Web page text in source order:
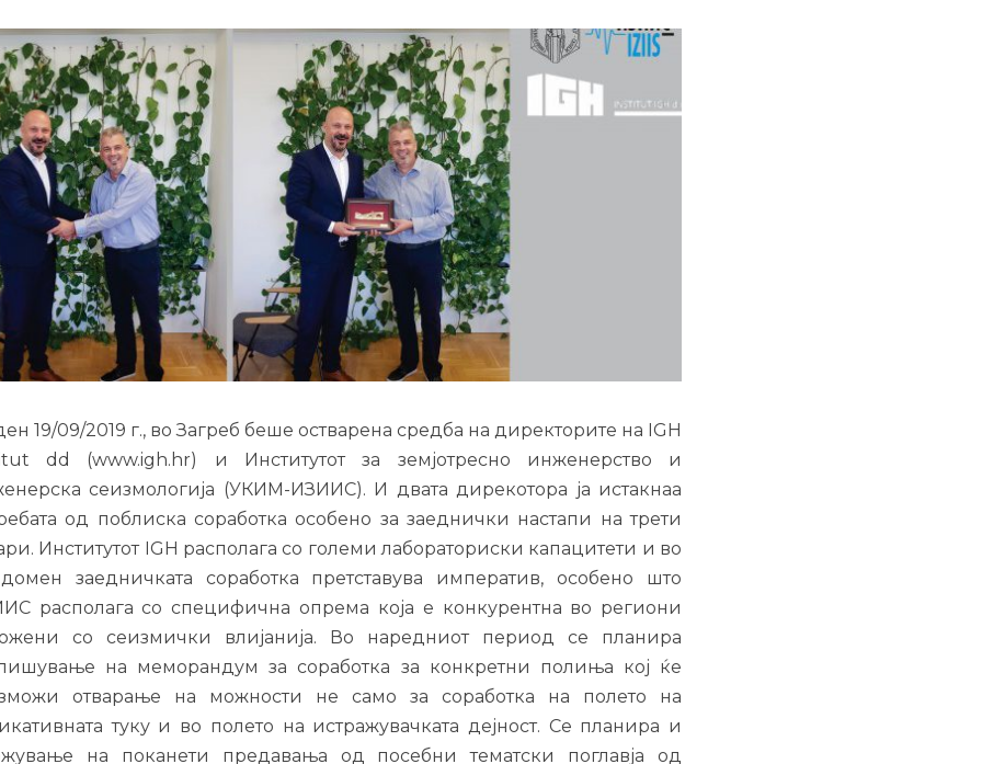
19/09/2019 г., во Загреб беше остварена средба на директорите на IGH
dd (www.igh.hr) и Институтот за земјотресно инженерство и
сеизмологија (УКИМ-ИЗИИС). И двата дирекотора ја истакнаа
од поблиска соработка особено за заеднички настапи на трети
Институтот IGH располага со големи лабораториски капацитети и во
домен заедничката соработка претставува императив, особено што
располага со специфична опрема која е конкурентна во региони
со сеизмички влијанија. Во наредниот период се планира
на меморандум за соработка за конкретни полиња кој ќе
отварање на можности не само за соработка на полето на
туку и во полето на истражувачката дејност. Се планира и
на поканети предавања од посебни тематски поглавја од